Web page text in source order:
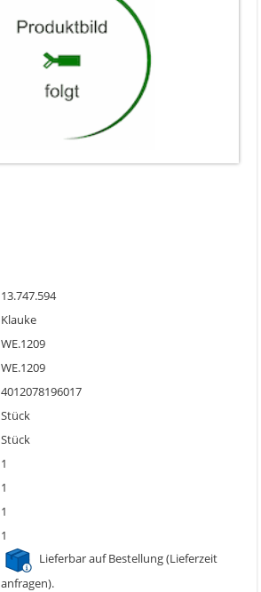
13.747.594
Klauke
WE.1209
WE.1209
4012078196017
Stück
Stück
1
1
1
1
Lieferbar auf Bestellung (Lieferzeit
anfragen).